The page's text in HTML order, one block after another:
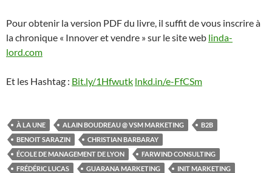
Pour obtenir la version PDF du livre, il suffit de vous inscrire à
la chronique « Innover et vendre » sur le site web linda-
lord.com
Et les Hashtag : Bit.ly/1Hfwutk lnkd.in/e-FfCSm
À LA UNE ALAIN BOUDREAU @ VSM MARKETING
B2B
BENOIT SARAZIN
CHRISTIAN BARBARAY
ÉCOLE DE MANAGEMENT DE LYON
FARWIND CONSULTING
FRÉDÉRIC LUCAS
GUARANA MARKETING
INIT MARKETING